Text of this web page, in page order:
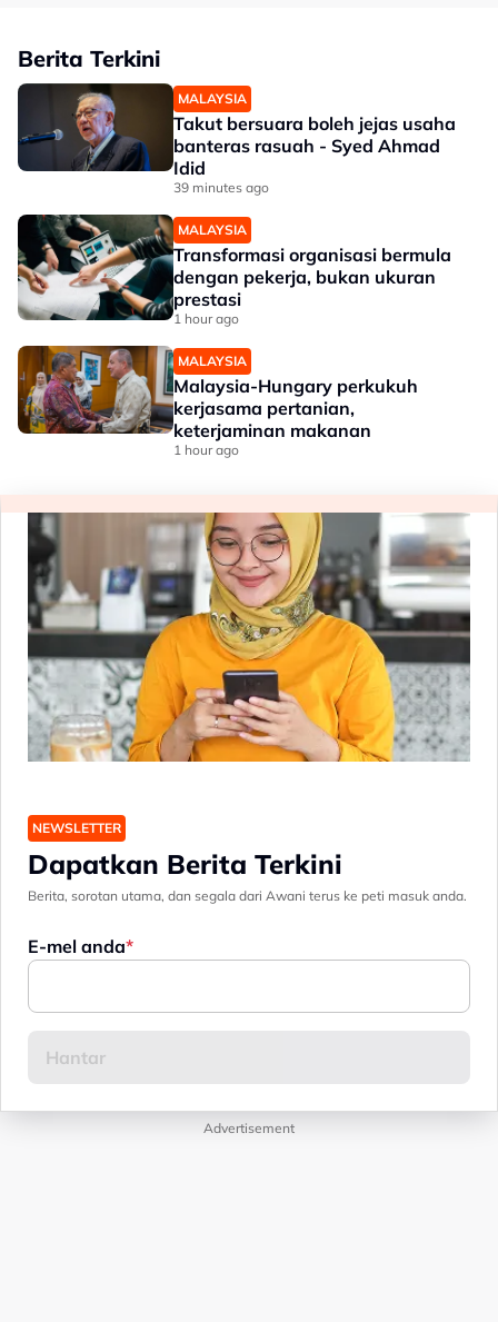
Berita Terkini
MALAYSIA
Takut bersuara boleh jejas usaha
banteras rasuah - Syed Ahmad
Idid
39 minutes ago
MALAYSIA
Transformasi organisasi bermula
dengan pekerja, bukan ukuran
prestasi
1 hour ago
MALAYSIA
Malaysia-Hungary perkukuh
kerjasama pertanian,
keterjaminan makanan
1 hour ago
NEWSLETTER
Dapatkan Berita Terkini
Berita, sorotan utama, dan segala dari Awani terus ke peti masuk anda.
E-mel anda
Advertisement